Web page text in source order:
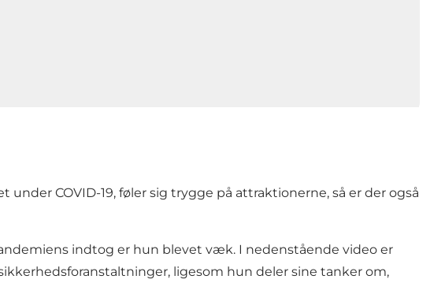
COVID-19, føler sig trygge på attraktionerne, så er der også
indtog er hun blevet væk. I nedenstående video er
ligesom hun deler sine tanker om,